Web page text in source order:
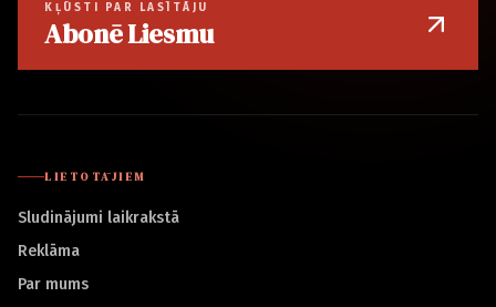
KĻŪSTI PAR LASĪTĀJU
Abonē Liesmu
LIETOTĀJIEM
Sludinājumi laikrakstā
Reklāma
Par mums